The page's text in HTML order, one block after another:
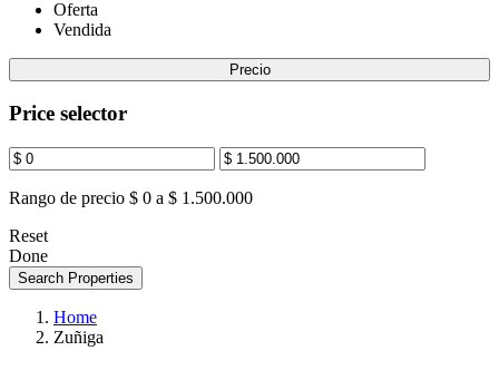
Oferta
Vendida
Precio
Price selector
Rango de precio $ 0 a $ 1.500.000
Reset
Done
Search Properties
Home
Zuñiga